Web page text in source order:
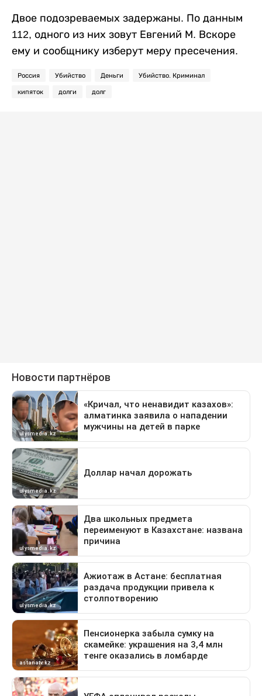
Двое подозреваемых задержаны. По данным
112, одного из них зовут Евгений М. Вскоре
ему и сообщнику изберут меру пресечения.
Россия Убийство Деньги Убийство. Криминал
кипяток долги долг